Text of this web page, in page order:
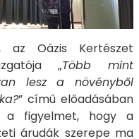
az Oázis Kertészet
„Több mint
lesz a növényből
” című előadásában
figyelmet, hogy a
árudák szerepe ma